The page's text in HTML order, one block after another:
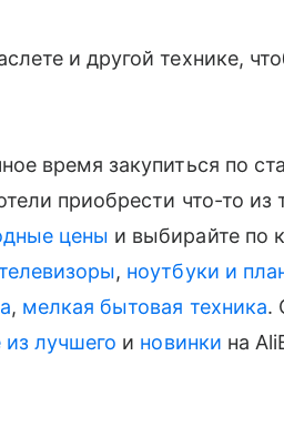
и другой технике,
время закупиться по
приобрести что-то из
цены и выбирайте по
, ноутбуки и
, мелкая бытовая техника.
лучшего и новинки на